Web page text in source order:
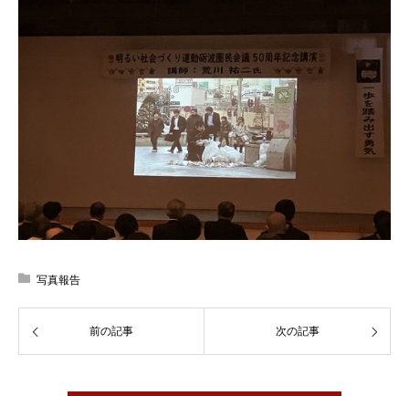
写真報告
前の記事 次の記事